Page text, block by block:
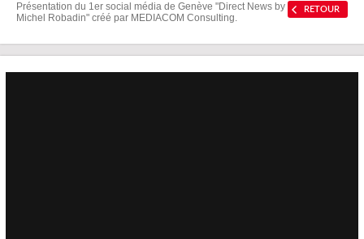
RETOUR
Présentation du 1er social média de Genève "Direct News by
Michel Robadin" créé par MEDIACOM Consulting.